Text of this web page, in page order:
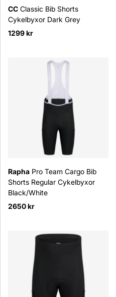
CC Classic Bib Shorts
Cykelbyxor Dark Grey
1299 kr
Rapha Pro Team Cargo Bib
Shorts Regular Cykelbyxor
Black/White
2650 kr